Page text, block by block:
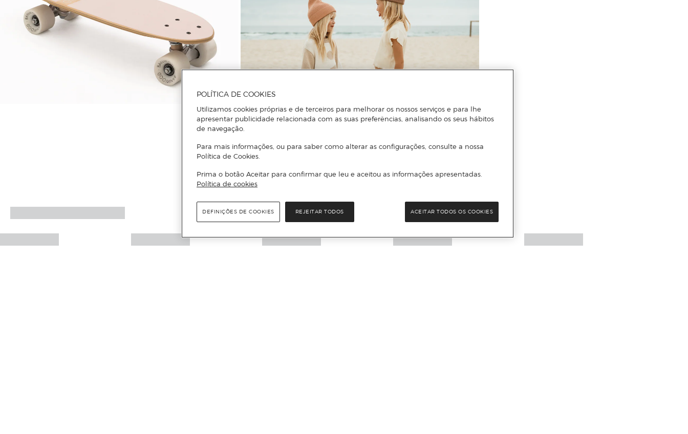
POLÍTICA DE COOKIES
Utilizamos cookies próprias e de terceiros para melhorar os nossos serviços e para lhe
apresentar publicidade relacionada com as suas preferências, analisando os seus hábitos
de navegação.
Para mais informações, ou para saber como alterar as configurações, consulte a nossa
Política de Cookies.
Prima o botão Aceitar para confirmar que leu e aceitou as informações apresentadas.
Política de cookies
REJEITAR TODOS ACEITAR TODOS OS COOKIES
DEFINIÇÕES DE COOKIES